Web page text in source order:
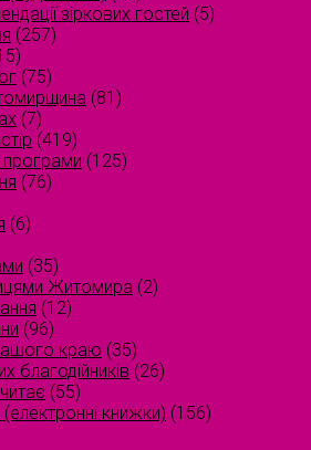
зіркових гостей (5)
(257)
(75)
(81)
(7)
(419)
програми (125)
(76)
(6)
(35)
Житомира (2)
(12)
(96)
краю (35)
благодійників (26)
(55)
книжки) (156)